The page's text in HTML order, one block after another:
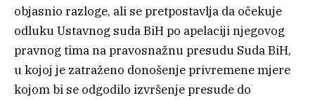
objasnio razloge, ali se pretpostavlja da očekuje
odluku Ustavnog suda BiH po apelaciji njegovog
pravnog tima na pravosnažnu presudu Suda BiH,
u kojoj je zatraženo donošenje privremene mjere
kojom bi se odgodilo izvršenje presude do